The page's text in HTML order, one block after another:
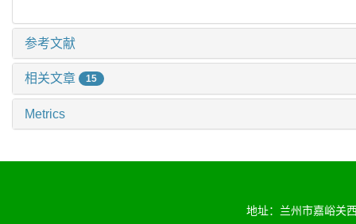
参考文献
相关文章 15
Metrics
地址：兰州市嘉峪